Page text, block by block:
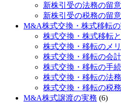
新株引受の法務の留
新株引受の税務の留
M&A株式交換・株式移転
株式交換・株式移転
株式交換・移転のメ
株式交換・移転の会
株式交換・移転の手
株式交換・移転の法
株式交換・移転の税
M&A株式譲渡の実務 (6)